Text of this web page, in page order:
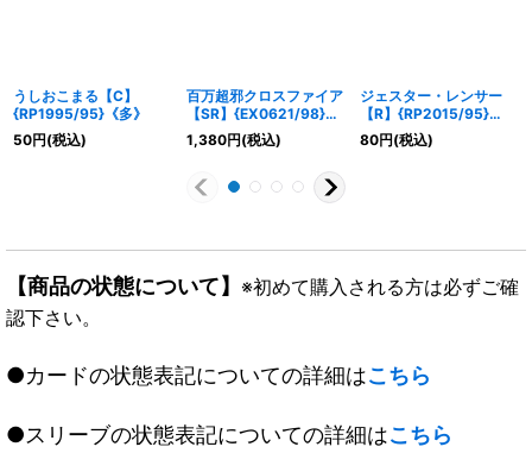
うしおこまる【C】
{RP1995/95}《多》
50円(税込)
百万超邪クロスファイア
【SR】{EX0621/98}
《火》
1,380円(税込)
ジェスター・レンサー
【R】{RP2015/95}
《水》
80円(税込)
【商品の状態について】 ※初めて購入される方は必ずご確
認下さい。
●カードの状態表記についての詳細はこちら
●スリーブの状態表記についての詳細はこちら